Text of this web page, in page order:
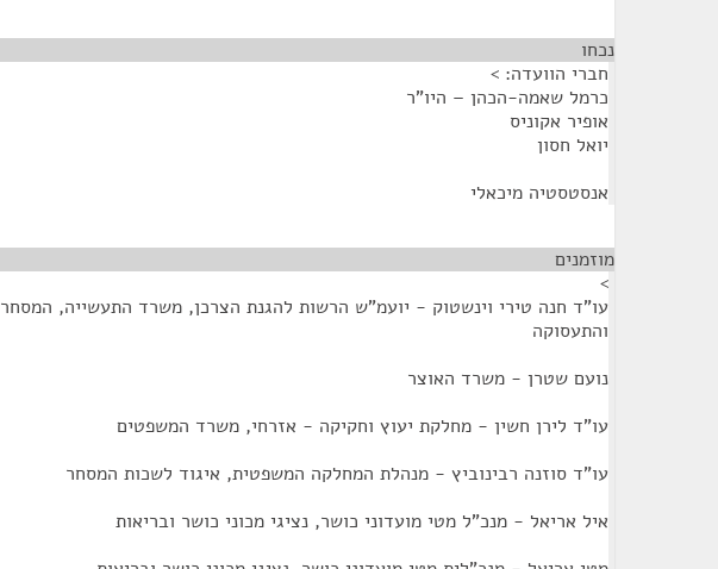
נכחו
חברי הוועדה: >
כרמל שאמה-הכהן – היו"ר
אופיר אקוניס
יואל חסון
אנסטסטיה מיכאלי
מוזמנים
>
עו"ד חנה טירי וינשטוק - יועמ"ש הרשות להגנת הצרכן, משרד התעשייה, המסחר
והתעסוקה
נועם שטרן - משרד האוצר
עו"ד לירן חשין - מחלקת יעוץ וחקיקה - אזרחי, משרד המשפטים
עו"ד סוזנה רבינוביץ - מנהלת המחלקה המשפטית, איגוד לשכות המסחר
איל אריאל - מנכ"ל מטי מועדוני כושר, נציגי מכוני כושר ובריאות